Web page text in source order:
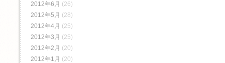
2012年6月 (26)
2012年5月 (28)
2012年4月 (25)
2012年3月 (25)
2012年2月 (20)
2012年1月 (20)